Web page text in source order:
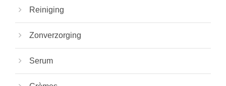
Reiniging
Zonverzorging
Serum